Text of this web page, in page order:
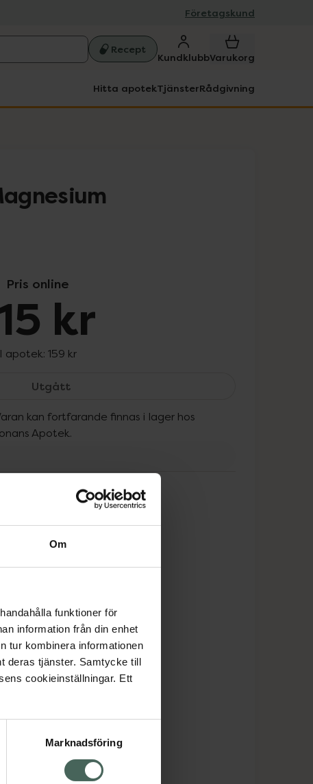
Om
funktioner för
information från din enhet
tur kombinera informationen
deras tjänster. Samtycke till
cookieinställningar. Ett
Marknadsföring
Företagskund
Recept
KundklubbVarukorg
Hitta apotekTjänsterRådgivning
Pris online
kr
I apotek: 159 kr
UtgåttWellAware Magnesium, 115 kr.
kan fortfarande finnas i lager hos
Apotek.